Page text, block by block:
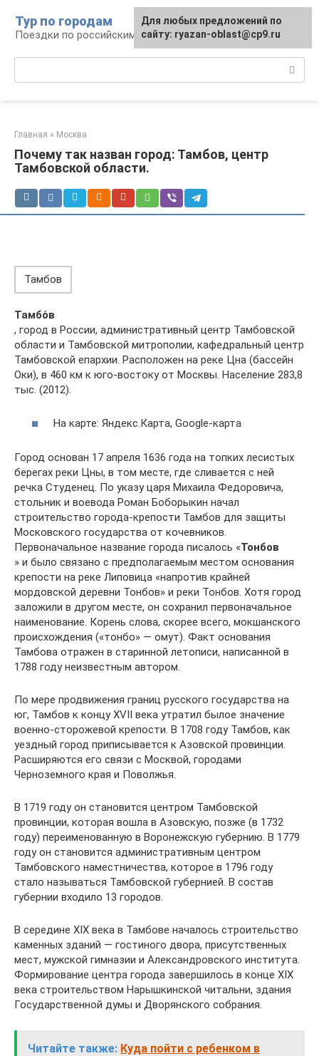
контенту
Тур по городам
Поездки по российским городам
Главная » Москва
Почему так назван город: Тамбов, центр
Тамбовской области.
Тамбов
Тамбо́в
, город в России, административный центр Тамбовской
области и Тамбовской митрополии, кафедральный центр
Тамбовской епархии. Расположен на реке Цна (бассейн
Оки), в 460 км к юго-востоку от Москвы. Население 283,8
тыс. (2012).
На карте: Яндекс.Карта, Google-карта
Город основан 17 апреля 1636 года на топких лесистых
берегах реки Цны, в том месте, где сливается с ней
речка Студенец. По указу царя Михаила Федоровича,
стольник и воевода Роман Боборыкин начал
строительство города-крепости Тамбов для защиты
Московского государства от кочевников.
Первоначальное название города писалось «Тонбов
» и было связано с предполагаемым местом основания
крепости на реке Липовица «напротив крайней
мордовской деревни Тонбов» и реки Тонбов. Хотя город
заложили в другом месте, он сохранил первоначальное
наименование. Корень слова, скорее всего, мокшанского
происхождения («тонбо» — омут). Факт основания
Тамбова отражен в старинной летописи, написанной в
1788 году неизвестным автором.
По мере продвижения границ русского государства на
юг, Тамбов к концу XVII века утратил былое значение
военно-сторожевой крепости. В 1708 году Тамбов, как
уездный город приписывается к Азовской провинции.
Расширяются его связи с Москвой, городами
Черноземного края и Поволжья.
В 1719 году он становится центром Тамбовской
провинции, которая вошла в Азовскую, позже (в 1732
году) переименованную в Воронежскую губернию. В 1779
году он становится административным центром
Тамбовского наместничества, которое в 1796 году
стало называться Тамбовской губернией. В состав
губернии входило 13 городов.
В середине XIX века в Тамбове началось строительство
каменных зданий — гостиного двора, присутственных
мест, мужской гимназии и Александровского института.
Формирование центра города завершилось в конце XIX
века строительством Нарышкинской читальни, здания
Государственной думы и Дворянского собрания.
Читайте также: Куда пойти с ребенком в
Для любых предложений по
сайту: ryazan-oblast@cp9.ru